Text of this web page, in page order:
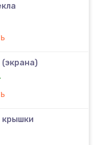
крышки